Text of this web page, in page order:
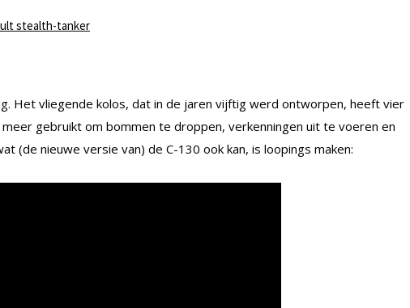
stealth-tanker
Het vliegende kolos, dat in de jaren vijftig werd ontworpen, heeft vier
gebruikt om bommen te droppen, verkenningen uit te voeren en
(de nieuwe versie van) de C-130 ook kan, is loopings maken: